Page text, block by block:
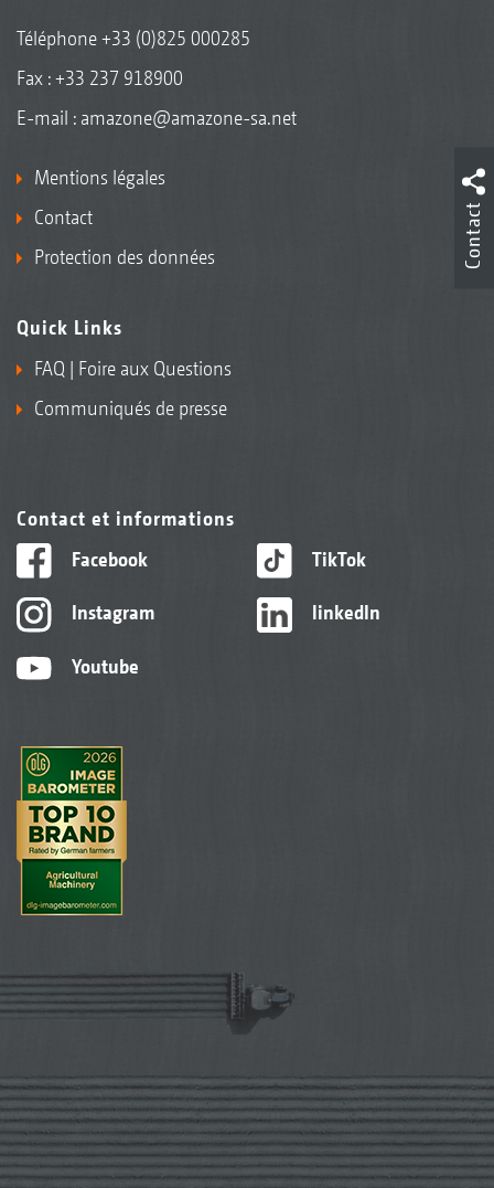
Téléphone+33 (0)825 000285
Fax : +33 237 918900
E-mail : amazone@amazone-sa.net
Mentions légales
Contact
Protection des données
Quick Links
FAQ | Foire aux Questions
Communiqués de presse
Contact et informations
Facebook
Instagram
Youtube
TikTok
linkedIn
Contact